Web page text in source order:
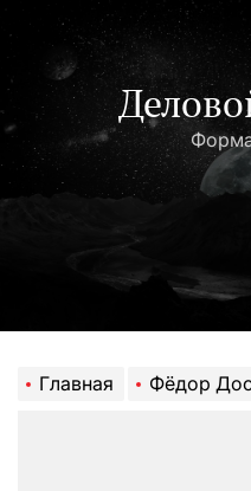
содержимому
Главная Фёдор